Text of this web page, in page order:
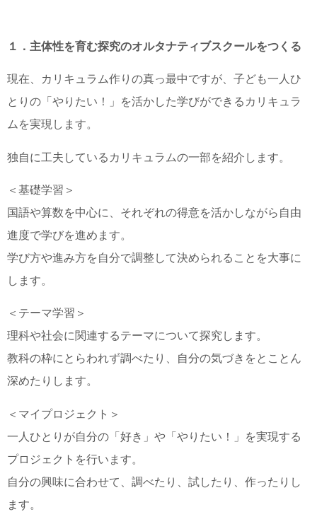
１．主体性を育む探究のオルタナティブスクールをつくる
現在、カリキュラム作りの真っ最中ですが、子ども一人ひ
とりの「やりたい！」を活かした学びができるカリキュラ
ムを実現します。
独自に工夫しているカリキュラムの一部を紹介します。
＜基礎学習＞
国語や算数を中心に、それぞれの得意を活かしながら自由
進度で学びを進めます。
学び方や進み方を自分で調整して決められることを大事に
します。
＜テーマ学習＞
理科や社会に関連するテーマについて探究します。
教科の枠にとらわれず調べたり、自分の気づきをとことん
深めたりします。
＜マイプロジェクト＞
一人ひとりが自分の「好き」や「やりたい！」を実現する
プロジェクトを行います。
自分の興味に合わせて、調べたり、試したり、作ったりし
ます。